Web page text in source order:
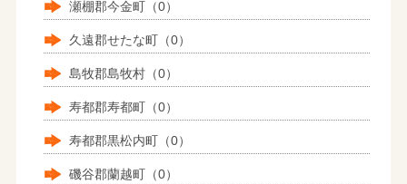
瀬棚郡今金町（0）
久遠郡せたな町（0）
島牧郡島牧村（0）
寿都郡寿都町（0）
寿都郡黒松内町（0）
磯谷郡蘭越町（0）